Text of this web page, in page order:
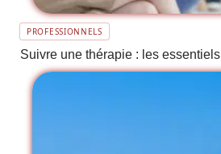
PROFESSIONNELS
Suivre une thérapie : les essentiels